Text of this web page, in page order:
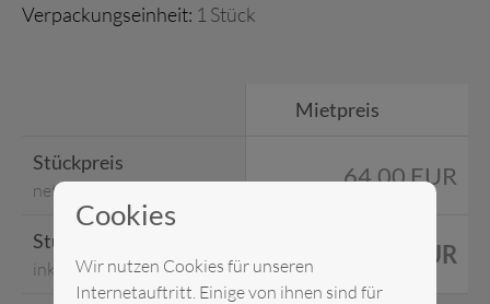
Verpackungseinheit: 1 Stück
Mietpreis
Stückpreis
netto 64,00 EUR
Stückpreis
inkl. MwSt. 76,16 EUR
Cookies
Wir nutzen Cookies für unseren
Internetauftritt. Einige von ihnen sind für